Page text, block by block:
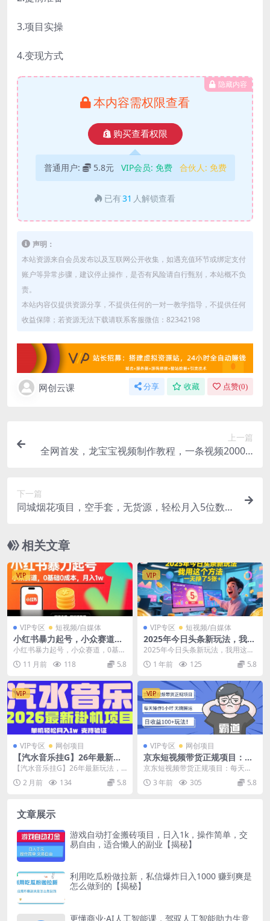
3.项目实操
4.变现方式
隐藏内容
本内容需权限查看
购买查看权限
普通用户: 5.8元 VIP会员: 免费 合伙人: 免费
已有31 人解锁查看
声明：
本站资源来自会员发布以及互联网公开收集，如遇充值环节或绑定支付
账户等异常步骤，建议停止操作，是否有风险请自行甄别，本站概不负
责。
本站内容仅提供资源分享，不提供任何的一对一教学指导，不提供任何
收益保障；若资源无法下载请联系客服微信：82342198
网创云课 分享 收藏 点赞(0)
上一篇
全网首发，龙宝宝视频制作教程，一条视频2000w
下一篇
同城烟花项目，空手套，无货源，轻松月入5位数
相关文章
VIP
VIP专区 短视频/自媒体
小红书暴力起号，小众赛道，
0基础0成本，月入1w
小红书暴力起号，小众赛道，0基础
0成本，月入1w 这个项目操作起来
非常的简单，我...
11 月前 118 5.8
VIP
VIP专区 短视频/自媒体
2025年今日头条新玩法，我用
这个方法，一天挣了5张+
2025年今日头条新玩法，我用这个
方法，一天挣了5张+ 项目介绍： 最
近没怎么发...
1 年前 125 5.8
VIP
VIP专区 网创项目
【汽水音乐挂G】26年最新玩
法，全自动运行，可矩阵放
大，月收5000-1W，独家技术
【揭秘】
【汽水音乐挂G】26年最新玩法，
全自动运行，可矩阵放大，月收50
00-1W，独家...
2 月前 134 5.8
VIP
VIP专区 网创项目
京东短视频带货正规项目：每
天操作1小时无脑搬运日收益1
00 玩法！
京东短视频带货正规项目：每天操
作1小时无脑搬运日收益100 玩法！
课程介绍： ...
3 年前 305 5.8
文章展示
游戏自动打金搬砖项目，日入1k，操作简单，交
易自由，适合懒人的副业【揭秘】
利用吃瓜粉做拉新，私信爆炸日入1000 赚到爽是
怎么做到的【揭秘】
更懂商业·AI人工智能课，驾驭人工智能助力生意